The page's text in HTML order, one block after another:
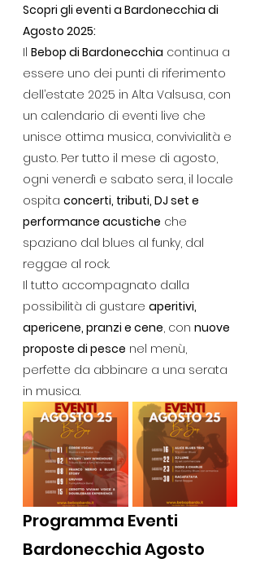
Scopri gli eventi a Bardonecchia di
Agosto 2025:
Il Bebop di Bardonecchia continua a
essere uno dei punti di riferimento
dell’estate 2025 in Alta Valsusa, con
un calendario di eventi live che
unisce ottima musica, convivialità e
gusto. Per tutto il mese di agosto,
ogni venerdì e sabato sera, il locale
ospita concerti, tributi, DJ set e
performance acustiche che
spaziano dal blues al funky, dal
reggae al rock.
Il tutto accompagnato dalla
possibilità di gustare aperitivi,
apericene, pranzi e cene, con nuove
proposte di pesce nel menù,
perfette da abbinare a una serata
in musica.
Programma Eventi
Bardonecchia Agosto